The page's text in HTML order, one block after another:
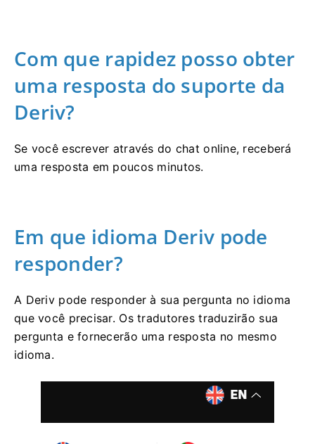
Com que rapidez posso obter
uma resposta do suporte da
Deriv?
Se você escrever através do chat online, receberá
uma resposta em poucos minutos.
Em que idioma Deriv pode
responder?
A Deriv pode responder à sua pergunta no idioma
que você precisar. Os tradutores traduzirão sua
pergunta e fornecerão uma resposta no mesmo
idioma.